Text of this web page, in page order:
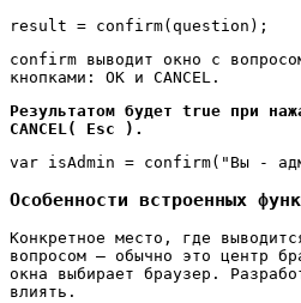
result = confirm(question);
confirm выводит окно с
кнопками: OK и CANCEL.
Результатом будет true при
CANCEL( Esc ).
var isAdmin = confirm("Вы -
Особенности встроенных
Конкретное место, где
вопросом – обычно это центр
окна выбирает браузер.
влиять.